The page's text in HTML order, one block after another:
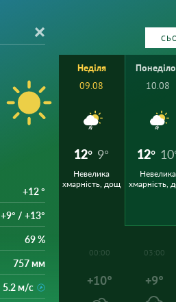
+12 °
+9° / +13°
69 %
757 мм
5.2 м/с
Неділя
09.08
12° 9°
Невелика
хмарність, дощ
10.08
12°
Невелика
хмарність,
00:00
+10°
03:00
+9°